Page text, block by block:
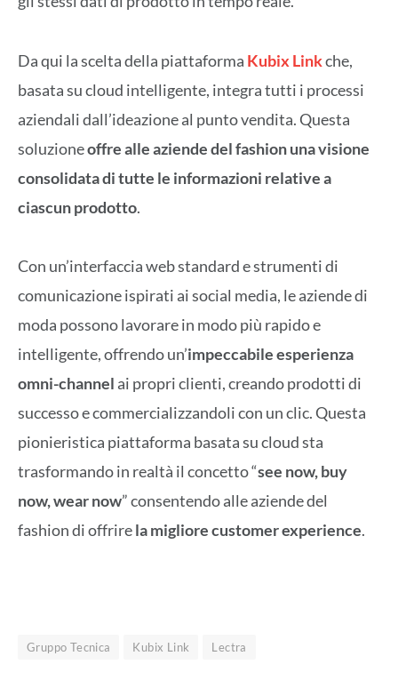
Da qui la scelta della piattaforma Kubix Linkche,
basata su cloud intelligente, integra tutti i processi
aziendali dall’ideazione al punto vendita. Questa
soluzioneoffre alle aziende del fashion una visione
consolidata di tutte le informazioni relative a
ciascun prodotto.
Con un’interfaccia web standard e strumenti di
comunicazione ispirati ai social media, le aziende di
moda possono lavorare in modo più rapido e
intelligente, offrendo un’impeccabile esperienza
omni-channel ai propri clienti, creando prodotti di
successo e commercializzandoli con un clic. Questa
pionieristica piattaforma basata su cloud sta
trasformando in realtà il concetto “see now, buy
now, wear now” consentendo alle aziende del
fashion di offrirela migliore customer experience.
Gruppo Tecnica Kubix Link Lectra